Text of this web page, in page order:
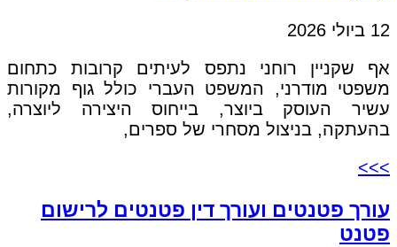
12 ביולי 2026
אף שקניין רוחני נתפס לעיתים קרובות כתחום
משפטי מודרני, המשפט העברי כולל גוף מקורות
עשיר העוסק ביוצר, בייחוס היצירה ליוצרה,
בהעתקה, בניצול מסחרי של ספרים,
>>>
עורך פטנטים ועורך דין פטנטים לרישום
פטנט